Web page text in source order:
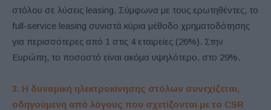
στόλου σε λύσεις leasing. Σύμφωνα με τους ερωτηθέντες, το
full-service leasing συνιστά κύρια μέθοδο χρηματοδότησης
για περισσότερες από 1 στις 4 εταιρείες (26%). Στην
Ευρώπη, το ποσοστό είναι ακόμα υψηλότερο, στο 29%.
3. Η δυναμική ηλεκτροκίνησης στόλων συνεχίζεται,
οδηγούμενη από λόγους που σχετίζονται με το CSR